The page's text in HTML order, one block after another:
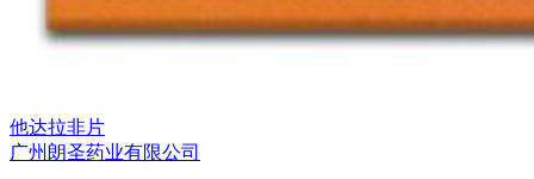
他达拉非片
广州朗圣药业有限公司